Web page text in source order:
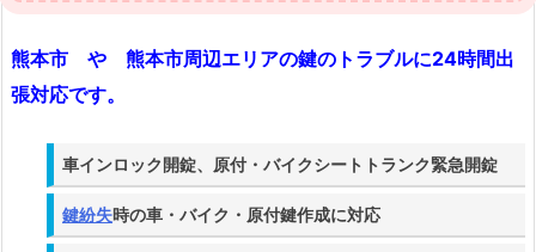
や
本
周
の
熊本市 や 熊本市周辺エリアの鍵のトラブルに24時間出
張対応です。
車インロック開錠、原付・バイクシートトランク緊急開錠
鍵紛失時の車・バイク・原付鍵作成に対応